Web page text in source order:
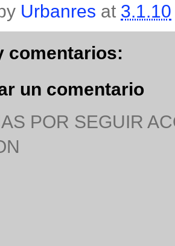
Urbanres at 3.1.10
comentarios:
un comentario
POR SEGUIR